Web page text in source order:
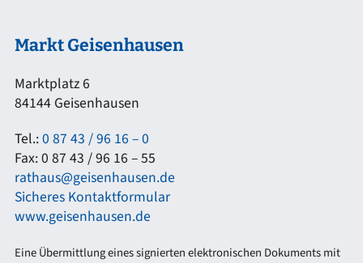
Markt Geisenhausen
Marktplatz 6
84144 Geisenhausen
Tel.:0 87 43 / 96 16 – 0
Fax: 0 87 43 / 96 16 – 55
rathaus@geisenhausen.de
Sicheres Kontaktformular
www.geisenhausen.de
Eine Übermittlung eines signierten elektronischen Dokuments mit